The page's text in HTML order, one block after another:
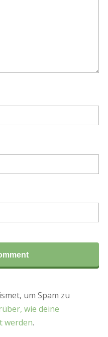
um Spam zu
wie deine
werden.